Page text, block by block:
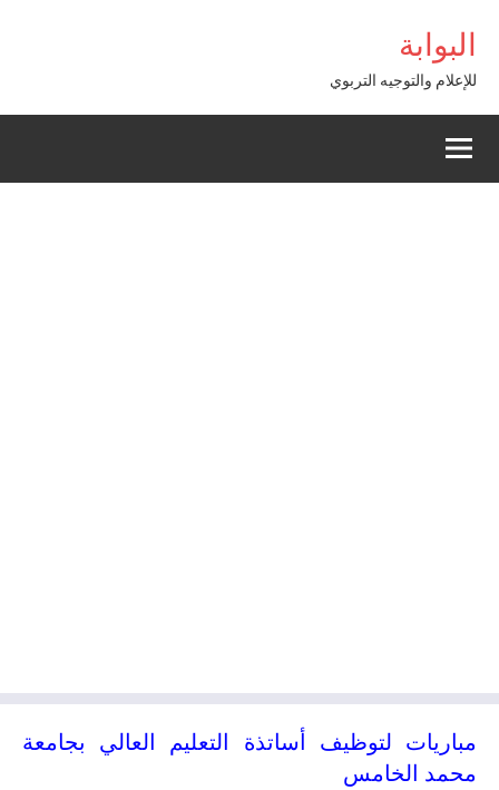
contenu
البوابة
للإعلام والتوجيه التربوي
مباريات لتوظيف أساتذة التعليم العالي بجامعة
محمد الخامس